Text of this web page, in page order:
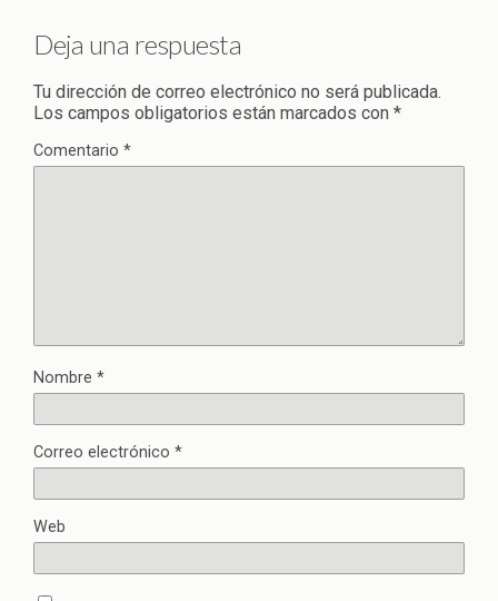
Deja una respuesta
Tu dirección de correo electrónico no será publicada.
Los campos obligatorios están marcados con *
Comentario *
Nombre *
Correo electrónico *
Web